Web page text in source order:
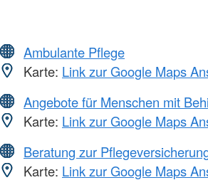
Ambulante Pflege
Karte: Link zur Google Maps
Angebote für Menschen mit
Karte: Link zur Google Maps
Beratung zur
Karte: Link zur Google Maps